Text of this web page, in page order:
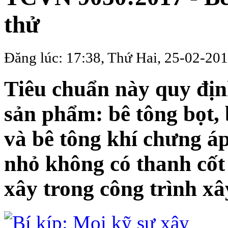
thử
Đăng lúc: 17:38, Thứ Hai, 25-02-
Tiêu chuẩn này quy
sản phẩm: bê tông
và bê tông khí chưng
nhỏ không có thanh
xây trong công trình